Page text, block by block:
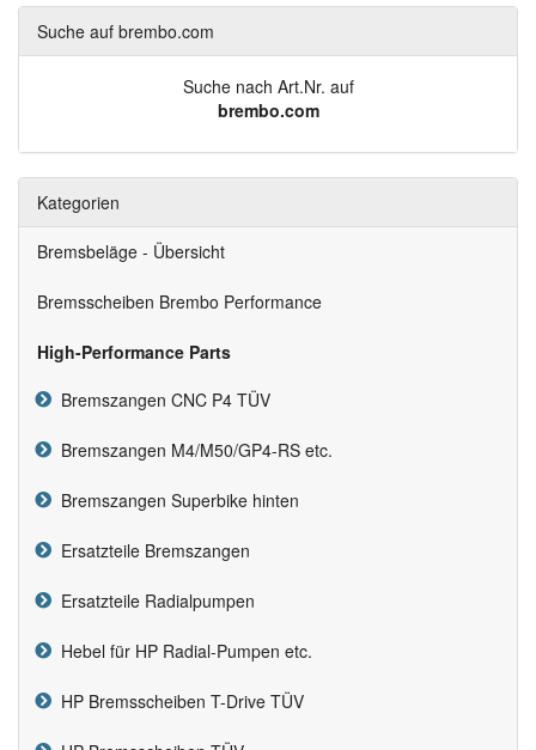
Suche auf brembo.com
Suche nach Art.Nr. auf
brembo.com
Kategorien
Bremsbeläge - Übersicht
Bremsscheiben Brembo Performance
High-Performance Parts
Bremszangen CNC P4 TÜV
Bremszangen M4/M50/GP4-RS etc.
Bremszangen Superbike hinten
Ersatzteile Bremszangen
Ersatzteile Radialpumpen
Hebel für HP Radial-Pumpen etc.
HP Bremsscheiben T-Drive TÜV